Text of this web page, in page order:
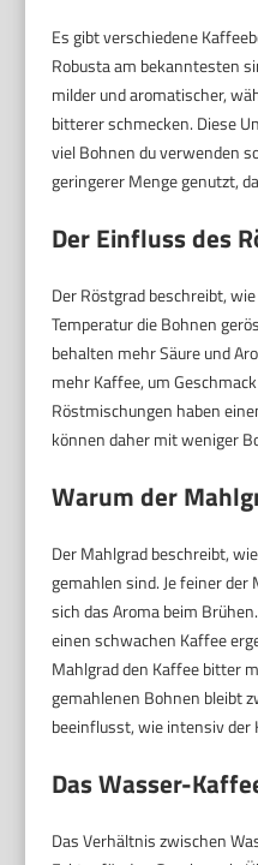
Es gibt verschiedene
Robusta am bekanntesten
milder und aromatischer,
bitterer schmecken. Diese
viel Bohnen du verwenden
geringerer Menge genutzt,
Der Einfluss des
Der Röstgrad beschreibt,
Temperatur die Bohnen
behalten mehr Säure und
mehr Kaffee, um
Röstmischungen haben
können daher mit weniger
Warum der
Der Mahlgrad beschreibt,
gemahlen sind. Je feiner
sich das Aroma beim
einen schwachen Kaffee
Mahlgrad den Kaffee bitter
gemahlenen Bohnen bleibt
beeinflusst, wie intensiv der
Das Wasser-
Das Verhältnis zwischen